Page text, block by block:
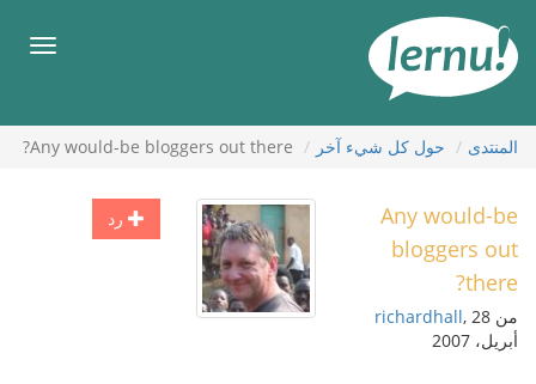
المحتويات
قائمة
المنتدى حول كل شيء آخر Any would-be bloggers out there?
رد
Any would-be
bloggers out
there?
من richardhall, 28
أبريل، 2007